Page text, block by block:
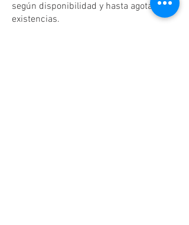
según disponibilidad y hasta agotar
existencias.